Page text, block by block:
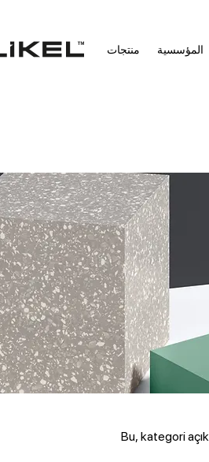
منتجات المؤسسية
Bu, kategori